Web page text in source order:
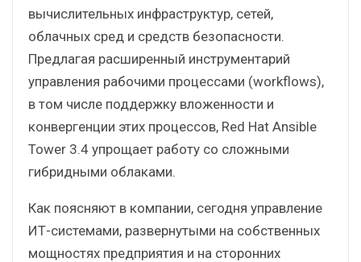
вычислительных инфраструктур, сетей,
облачных сред и средств безопасности.
Предлагая расширенный инструментарий
управления рабочими процессами (workflows),
в том числе поддержку вложенности и
конвергенции этих процессов, Red Hat Ansible
Tower 3.4 упрощает работу со сложными
гибридными облаками.
Как поясняют в компании, сегодня управление
ИТ-системами, развернутыми на собственных
мощностях предприятия и на сторонних